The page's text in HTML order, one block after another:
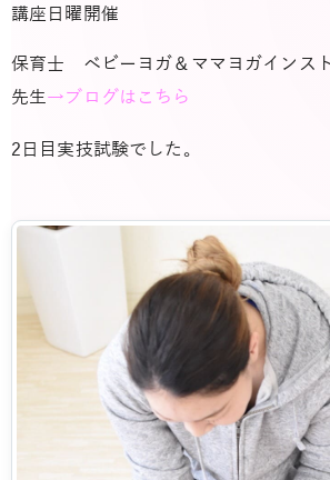
講座日曜開催
保育士 ベビーヨガ＆ママヨガインス
先生→ブログはこちら
2日目実技試験でした。